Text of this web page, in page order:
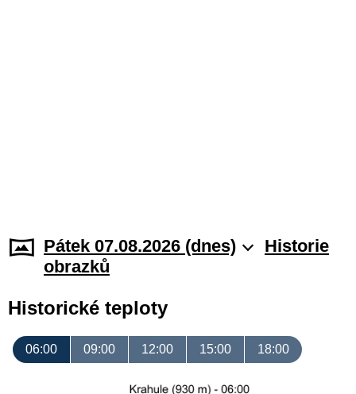
Pátek 07.08.2026 (dnes)
Historie
obrazků
Historické teploty
06:00 09:00 12:00 15:00 18:00